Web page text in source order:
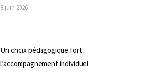
8 juin 2026
Un choix pédagogique fort :
l’accompagnement individuel